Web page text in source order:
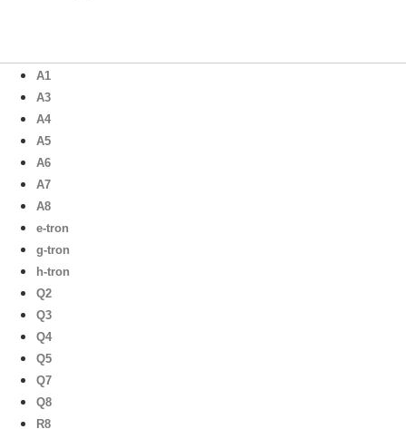
A1
A3
A4
A5
A6
A7
A8
e-tron
g-tron
h-tron
Q2
Q3
Q4
Q5
Q7
Q8
R8